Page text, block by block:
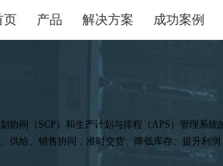
页 产品 解决方案 成功案例
协同（SCP）和生产计划与排程（APS）管理系
供给、销售协同，准时交货、降低库存、提升利